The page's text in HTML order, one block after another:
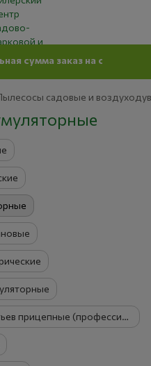
на сайте 500 грн
садовые и
Пылесосы для сбора листьев прицепные (профессиональные)